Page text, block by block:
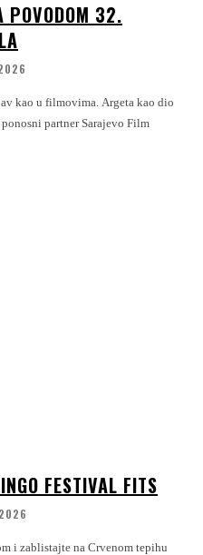
POVODOM 32.
Argeta kao dio
partner Sarajevo Film
FESTIVAL FITS
i zablistajte na Crvenom tepihu